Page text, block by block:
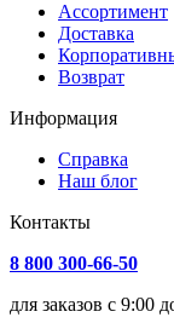
Ассортимент
Доставка
Возврат
Информация
Справка
Наш блог
Контакты
8 800 300-66-50
для заказов с 9:00